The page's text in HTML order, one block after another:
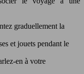
graduellement la
et jouets pendant le
en à votre